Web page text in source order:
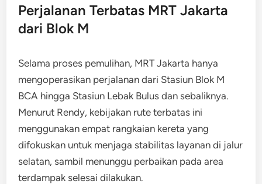
Perjalanan Terbatas MRT Jakarta
dari Blok M
Selama proses pemulihan, MRT Jakarta hanya
mengoperasikan perjalanan dari Stasiun Blok M
BCA hingga Stasiun Lebak Bulus dan sebaliknya.
Menurut Rendy, kebijakan rute terbatas ini
menggunakan empat rangkaian kereta yang
difokuskan untuk menjaga stabilitas layanan di jalur
selatan, sambil menunggu perbaikan pada area
terdampak selesai dilakukan.